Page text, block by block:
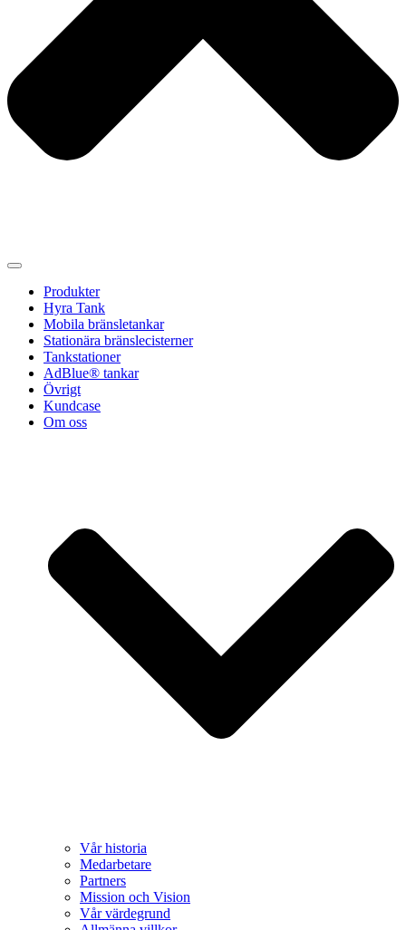
Produkter
Hyra Tank
Mobila bränsletankar
Stationära bränslecisterner
Tankstationer
AdBlue® tankar
Övrigt
Kundcase
Om oss
Vår historia
Medarbetare
Partners
Mission och Vision
Vår värdegrund